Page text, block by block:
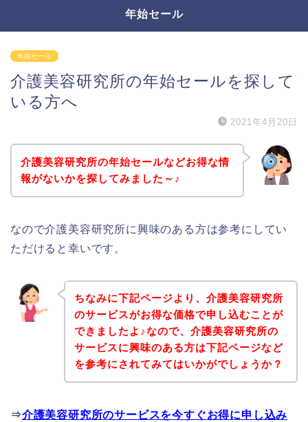
年始セール
年始セール
介護美容研究所の年始セールを探して
いる方へ
2021年4月20日
介護美容研究所の年始セールなどお得な情
報がないかを探してみました～♪
なので介護美容研究所に興味のある方は参考にしてい
ただけると幸いです。
ちなみに下記ページより、介護美容研究所
のサービスがお得な価格で申し込むことが
できましたよ♪なので、介護美容研究所の
サービスに興味のある方は下記ページなど
を参考にされてみてはいかがでしょうか？
⇒介護美容研究所のサービスを今すぐお得に申し込み